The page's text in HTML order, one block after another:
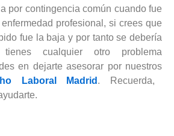
por contingencia común cuando fue
profesional, si crees que
fue la baja y por tanto se debería
cualquier otro problema
en dejarte asesorar por nuestros
Laboral Madrid. Recuerda,